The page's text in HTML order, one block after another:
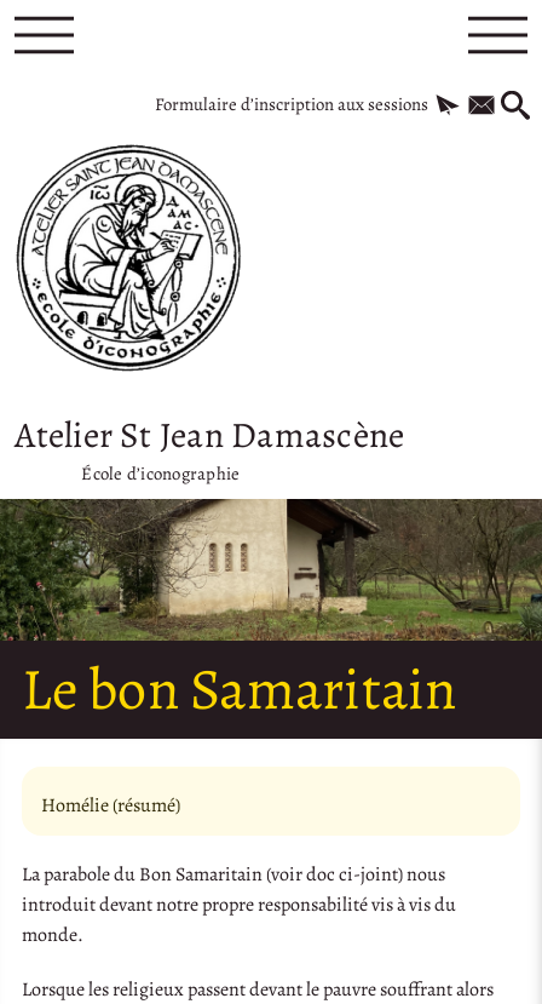
Formulaire d’inscription aux sessions
Atelier St Jean Damascène
École d’iconographie
Le bon Samaritain
Homélie (résumé)
La parabole du Bon Samaritain (voir doc ci-joint) nous
introduit devant notre propre responsabilité vis à vis du
monde.
Lorsque les religieux passent devant le pauvre souffrant alors